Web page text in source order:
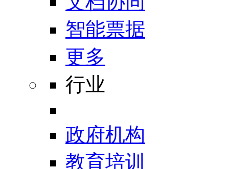
智能票据
更多
行业
政府机构
教育培训